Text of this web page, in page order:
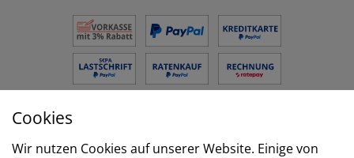
Versand
Cookies
Wir nutzen Cookies auf unserer Website. Einige von